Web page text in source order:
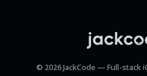
© 2026 JackCode — Full-stack